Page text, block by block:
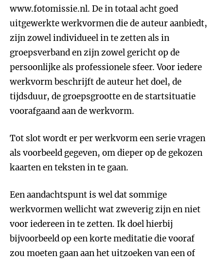
www.fotomissie.nl. De in totaal acht goed
uitgewerkte werkvormen die de auteur aanbiedt,
zijn zowel individueel in te zetten als in
groepsverband en zijn zowel gericht op de
persoonlijke als professionele sfeer. Voor iedere
werkvorm beschrijft de auteur het doel, de
tijdsduur, de groepsgrootte en de startsituatie
voorafgaand aan de werkvorm.
Tot slot wordt er per werkvorm een serie vragen
als voorbeeld gegeven, om dieper op de gekozen
kaarten en teksten in te gaan.
Een aandachtspunt is wel dat sommige
werkvormen wellicht wat zweverig zijn en niet
voor iedereen in te zetten. Ik doel hierbij
bijvoorbeeld op een korte meditatie die vooraf
zou moeten gaan aan het uitzoeken van een of